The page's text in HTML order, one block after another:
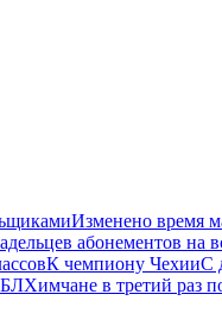
Изменено время
абонементов на
К чемпиону ЧехииС
Химчане в третий раз